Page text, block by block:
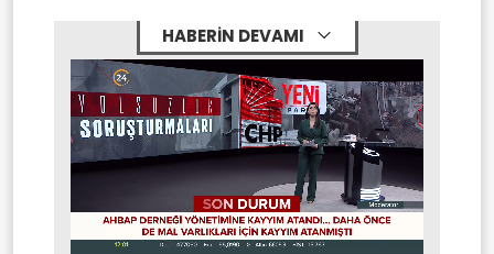
HABERİN DEVAMI
Mute Stream